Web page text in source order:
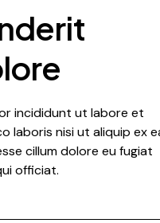
incididunt ut labore et
laboris nisi ut aliquip ex
cillum dolore eu fugiat
officiat.